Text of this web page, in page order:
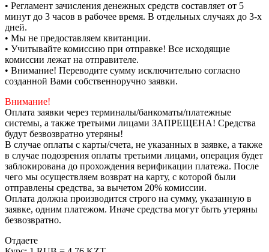
• Регламент зачисления денежных средств составляет от 5
минут до 3 часов в рабочее время. В отдельных случаях до 3-х
дней.
• Мы не предоставляем квитанции.
• Учитывайте комиссию при отправке! Все исходящие
комиссии лежат на отправителе.
• Внимание! Переводите сумму исключительно согласно
созданной Вами собственноручно заявки.
Внимание!
Оплата заявки через терминалы/банкоматы/платежные
системы, а также третьими лицами ЗАПРЕЩЕНА! Средства
будут безвозвратно утеряны!
В случае оплаты с карты/счета, не указанных в заявке, а также
в случае подозрения оплаты третьими лицами, операция будет
заблокирована до прохождения верификации платежа. После
чего мы осуществляем возврат на карту, с которой были
отправлены средства, за вычетом 20% комиссии.
Оплата должна производится строго на сумму, указанную в
заявке, одним платежом. Иначе средства могут быть утеряны
безвозвратно.
Отдаете